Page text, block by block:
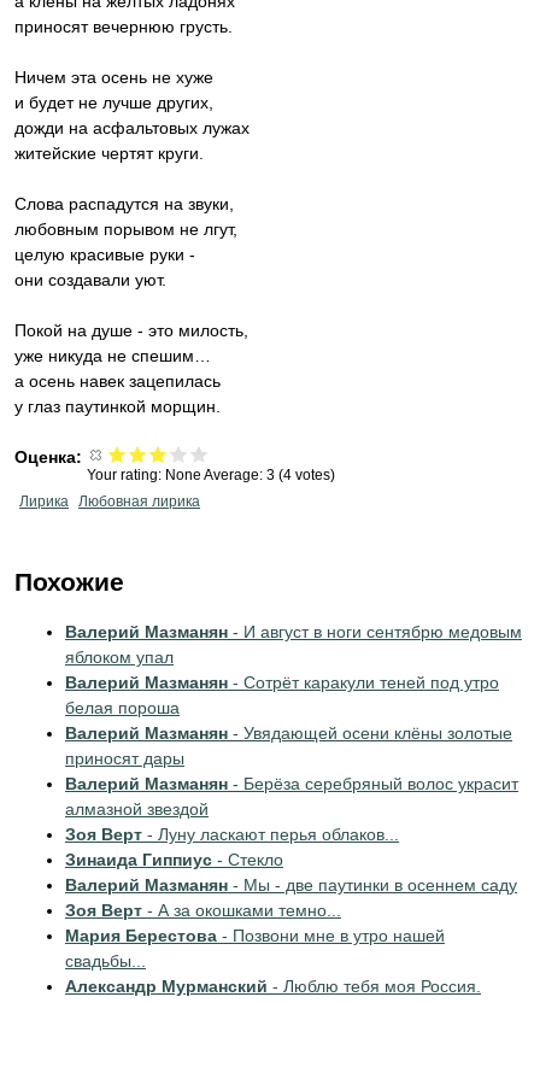
приносят вечернюю грусть.
Ничем эта осень не хуже
и будет не лучше других,
дожди на асфальтовых лужах
житейские чертят круги.
Слова распадутся на звуки,
любовным порывом не лгут,
целую красивые руки -
они создавали уют.
Покой на душе - это милость,
уже никуда не спешим…
а осень навек зацепилась
у глаз паутинкой морщин.
Оценка:
Your rating: None Average: 3 (4 votes)
Лирика Любовная лирика
Похожие
Валерий Мазманян - И август в ноги сентябрю медовым
яблоком упал
Валерий Мазманян - Сотрёт каракули теней под утро
белая пороша
Валерий Мазманян - Увядающей осени клёны золотые
приносят дары
Валерий Мазманян - Берёза серебряный волос украсит
алмазной звездой
Зоя Верт - Луну ласкают перья облаков...
Зинаида Гиппиус - Стекло
Валерий Мазманян - Мы - две паутинки в осеннем саду
Зоя Верт - А за окошками темно...
Мария Берестова - Позвони мне в утро нашей
свадьбы...
Александр Мурманский - Люблю тебя моя Россия.